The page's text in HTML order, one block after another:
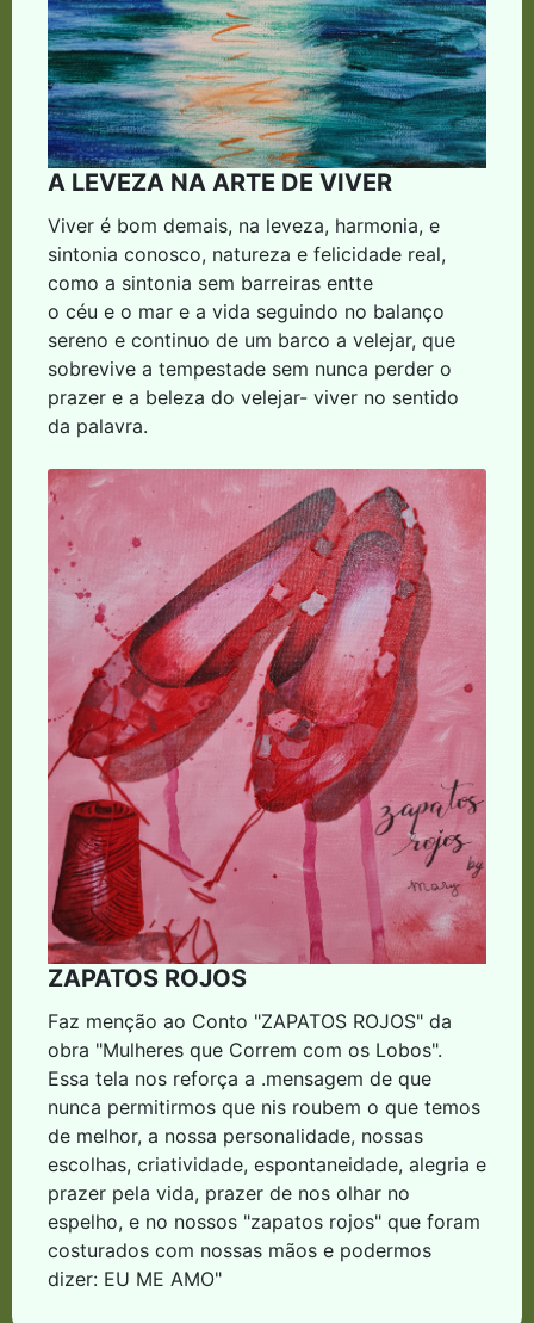
A LEVEZA NA ARTE DE VIVER
Viver é bom demais, na leveza, harmonia, e
sintonia conosco, natureza e felicidade real,
como a sintonia sem barreiras entte
o céu e o mar e a vida seguindo no balanço
sereno e continuo de um barco a velejar, que
sobrevive a tempestade sem nunca perder o
prazer e a beleza do velejar- viver no sentido
da palavra.
ZAPATOS ROJOS
Faz menção ao Conto "ZAPATOS ROJOS" da
obra "Mulheres que Correm com os Lobos".
Essa tela nos reforça a .mensagem de que
nunca permitirmos que nis roubem o que temos
de melhor, a nossa personalidade, nossas
escolhas, criatividade, espontaneidade, alegria e
prazer pela vida, prazer de nos olhar no
espelho, e no nossos "zapatos rojos" que foram
costurados com nossas mãos e podermos
dizer: EU ME AMO"